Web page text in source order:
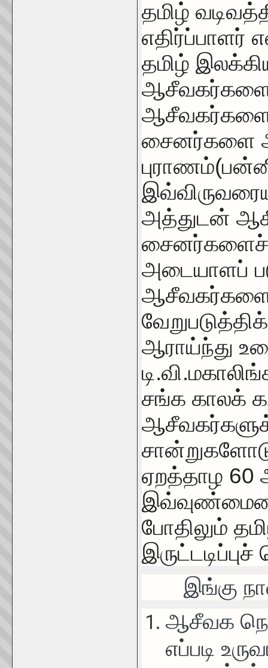
தமிழ்
எதிர்ப்பாளர்
தமிழ்
ஆசீவகர்களை
சைனர்களை
அத்துடன்
சைனர்களைச்
அடையாளப்
ஆராய்ந்து
சங்க காலக்
ஏறத்தாழ 60
போதிலும்
இங்கு
ஆசீவக
எப்படி